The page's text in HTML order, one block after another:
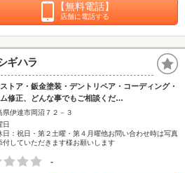
【無料電話】
店舗に電話する
ギハラ
ストア・鈑金塗装・デントリペア・コーディング・
修正、どんな事でもご相談くだ…
県伊達市岡沼７２－３
日
日：祝日・第２土曜・第４月曜他お問い合わせ時は写真
付していただきます様お願いします
-